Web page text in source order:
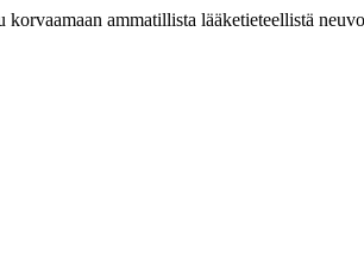
ammatillista lääketieteellistä